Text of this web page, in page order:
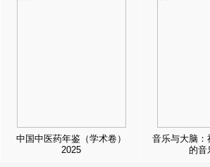
中国中医药年鉴（学术卷）
2025
音乐与大脑：
的音